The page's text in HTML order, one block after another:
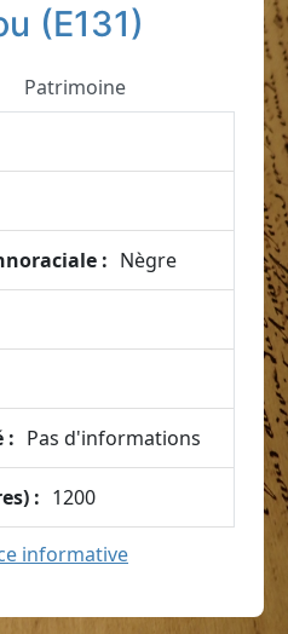
(E131)
Patrimoine
: Nègre
: Pas d'informations
: 1200
informative